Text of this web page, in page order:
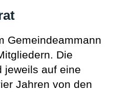
Gemeindeammann
Die
jeweils auf eine
Jahren von den